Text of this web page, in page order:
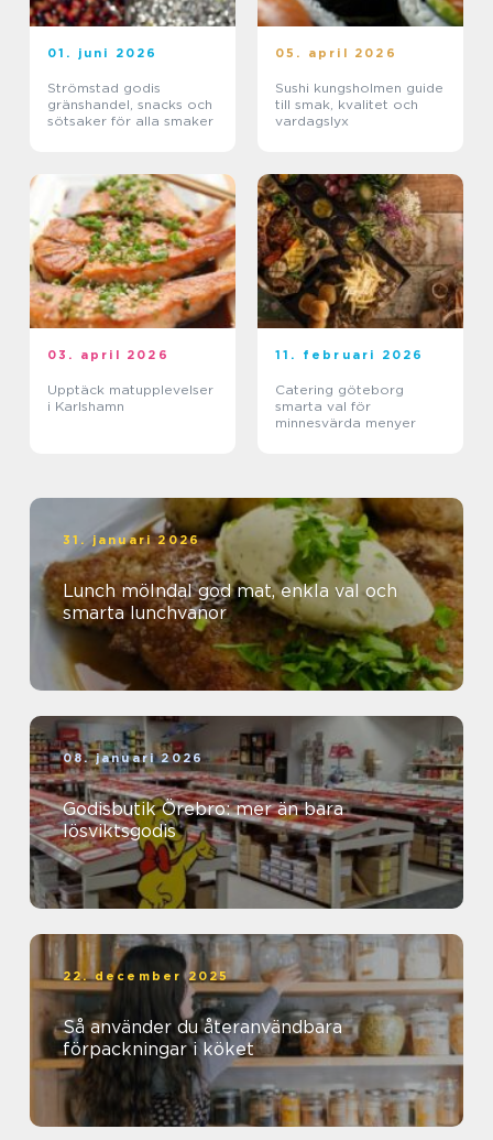
01. juni 2026
Strömstad godis
gränshandel, snacks och
sötsaker för alla smaker
05. april 2026
Sushi kungsholmen guide
till smak, kvalitet och
vardagslyx
03. april 2026
Upptäck matupplevelser
i Karlshamn
11. februari 2026
Catering göteborg
smarta val för
minnesvärda menyer
31. januari 2026
Lunch mölndal god mat, enkla val och
smarta lunchvanor
08. januari 2026
Godisbutik Örebro: mer än bara
lösviktsgodis
22. december 2025
Så använder du återanvändbara
förpackningar i köket